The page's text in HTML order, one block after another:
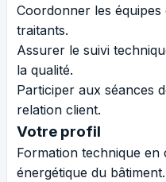
Coordonner les
traitants.
Assurer le suivi
la qualité.
Participer aux séances
relation client.
Votre profil
Formation technique en
énergétique du bâtiment.